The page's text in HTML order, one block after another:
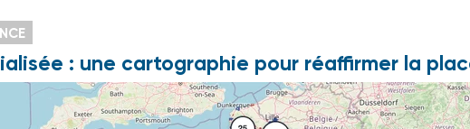
: une cartographie pour réaffirmer la